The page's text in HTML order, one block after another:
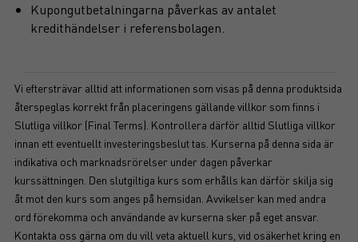
Kupongutbetalningarna påverkas av antalet
kredithändelser i referensbolagen.
Vi eftersträvar alltid att informationen som visas på denna produktsida
återspeglas korrekt från placeringens gällande villkor som finns i
Slutliga villkor (Final Terms). Kontrollera därför alltid Slutliga villkor
innan ett eventuellt investeringsbeslut tas. Kurserna på denna sida är
indikativa och marknadsrörelser under dagen påverkar
kurssättningen. Den slutgiltiga kurs som erhålls kan därför skilja sig
åt mot den kurs som anges på hemsidan. Avvikelser kan med andra
ord förekomma och användande av kurserna sker på eget ansvar.
Kontakta oss gärna om du vill veta aktuell kurs, vid osäkerhet kring en